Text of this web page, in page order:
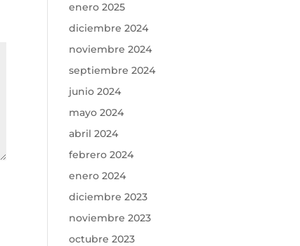
enero 2025
diciembre 2024
noviembre 2024
septiembre 2024
junio 2024
mayo 2024
abril 2024
febrero 2024
enero 2024
diciembre 2023
noviembre 2023
octubre 2023